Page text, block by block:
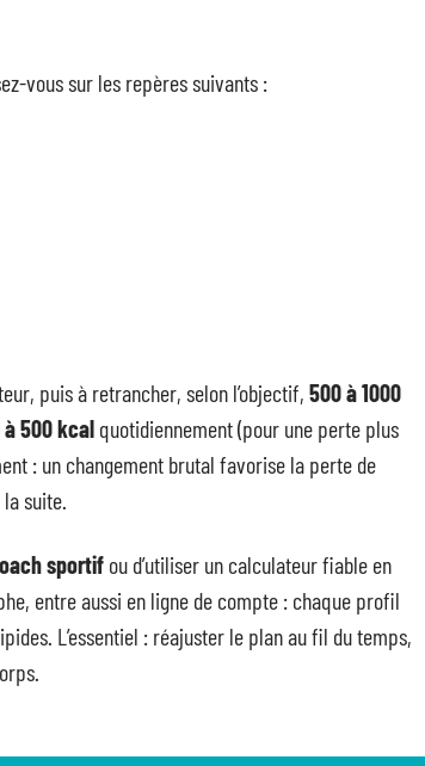
vous sur les repères suivants :
puis à retrancher, selon l’objectif, 500 à 1000
à 500 kcal quotidiennement (pour une perte plus
: un changement brutal favorise la perte de
suite.
sportif ou d’utiliser un calculateur fiable en
entre aussi en ligne de compte : chaque profil
L’essentiel : réajuster le plan au fil du temps,